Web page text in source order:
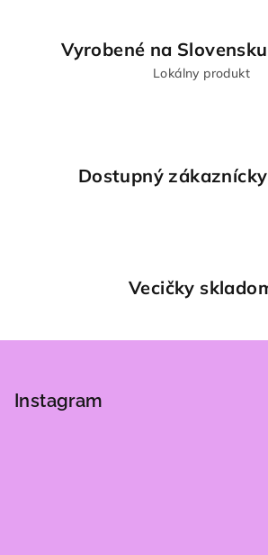
i
s
Vyrobené na
Lokálny produkt
Dostupný
Vecičky
Instagram